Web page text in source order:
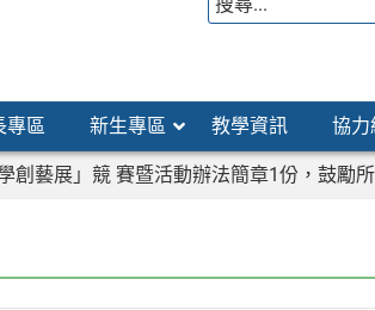
專區 新生專區 教學資訊 協力
創藝展」競 賽暨活動辦法簡章1份，鼓勵